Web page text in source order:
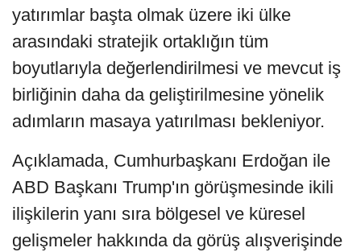
yatırımlar başta olmak üzere iki ülke
arasındaki stratejik ortaklığın tüm
boyutlarıyla değerlendirilmesi ve mevcut iş
birliğinin daha da geliştirilmesine yönelik
adımların masaya yatırılması bekleniyor.
Açıklamada, Cumhurbaşkanı Erdoğan ile
ABD Başkanı Trump'ın görüşmesinde ikili
ilişkilerin yanı sıra bölgesel ve küresel
gelişmeler hakkında da görüş alışverişinde